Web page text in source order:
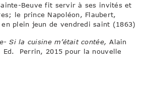
Beuve fit servir à ses invités et
le prince Napoléon, Flaubert,
en plein jeun de vendredi saint (1863)
Si la cuisine m’était contée, Alain
Ed. Perrin, 2015 pour la nouvelle